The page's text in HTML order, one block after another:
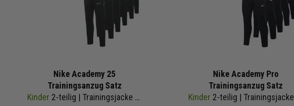
Nike Academy 25
Trainingsanzug Satz
Kinder 2-teilig | Trainingsjacke Trainingshose
Nike Academy Pro
Trainingsanzug Satz
Kinder 2-teilig | Trainingsjacke Trainingshose